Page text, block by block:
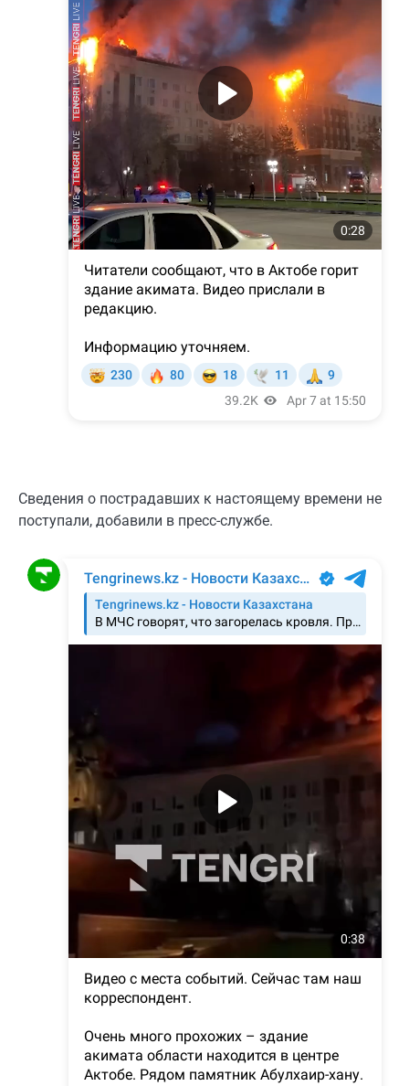
Сведения о пострадавших к настоящему времени не
поступали, добавили в пресс-службе.